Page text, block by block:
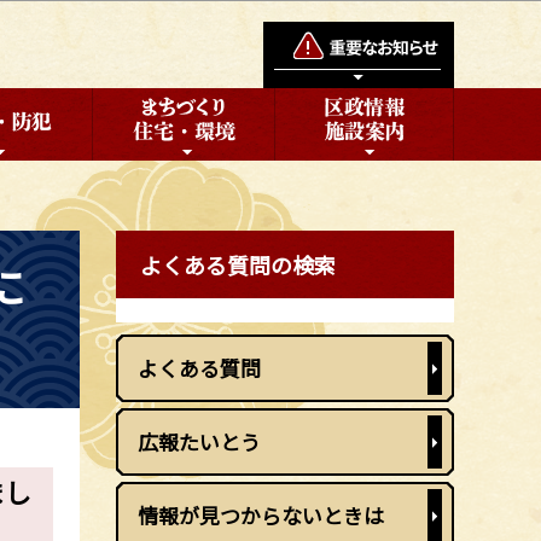
よくある質問の検索
よくある質問
広報たいとう
情報が見つからないときは